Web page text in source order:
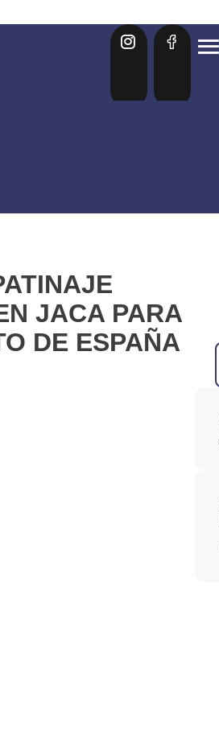
JACA PARA
DE ESPAÑA